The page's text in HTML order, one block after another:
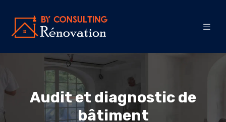
Audit et diagnostic de
bâtiment